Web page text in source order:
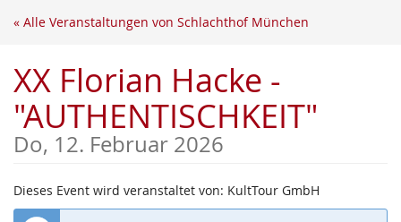
Zum
springen
« Alle Veranstaltungen von Schlachthof München
XX Florian Hacke -
"AUTHENTISCHKEIT"
Do, 12. Februar 2026
Dieses Event wird veranstaltet von: KultTour GmbH